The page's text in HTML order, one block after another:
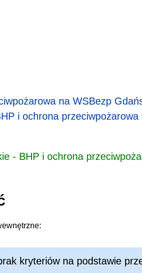
na WSBezp
i ochrona
- BHP i ochrona
kryteriów na podstawie